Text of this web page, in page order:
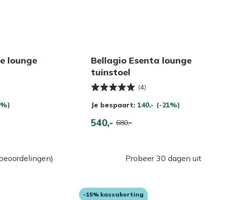
lounge
Bellagio Esenta lounge
tuinstoel
(4)
Je bespaart: 140,- (-21%)
540,- 680,-
Probeer 30 dagen uit
-15% kassakorting